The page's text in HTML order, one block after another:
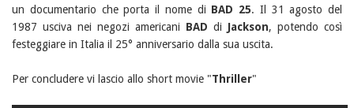
un documentario che porta il nome di BAD 25. Il 31 agosto del
1987 usciva nei negozi americani BAD di Jackson, potendo così
festeggiare in Italia il 25° anniversario dalla sua uscita.
Per concludere vi lascio allo short movie "Thriller"